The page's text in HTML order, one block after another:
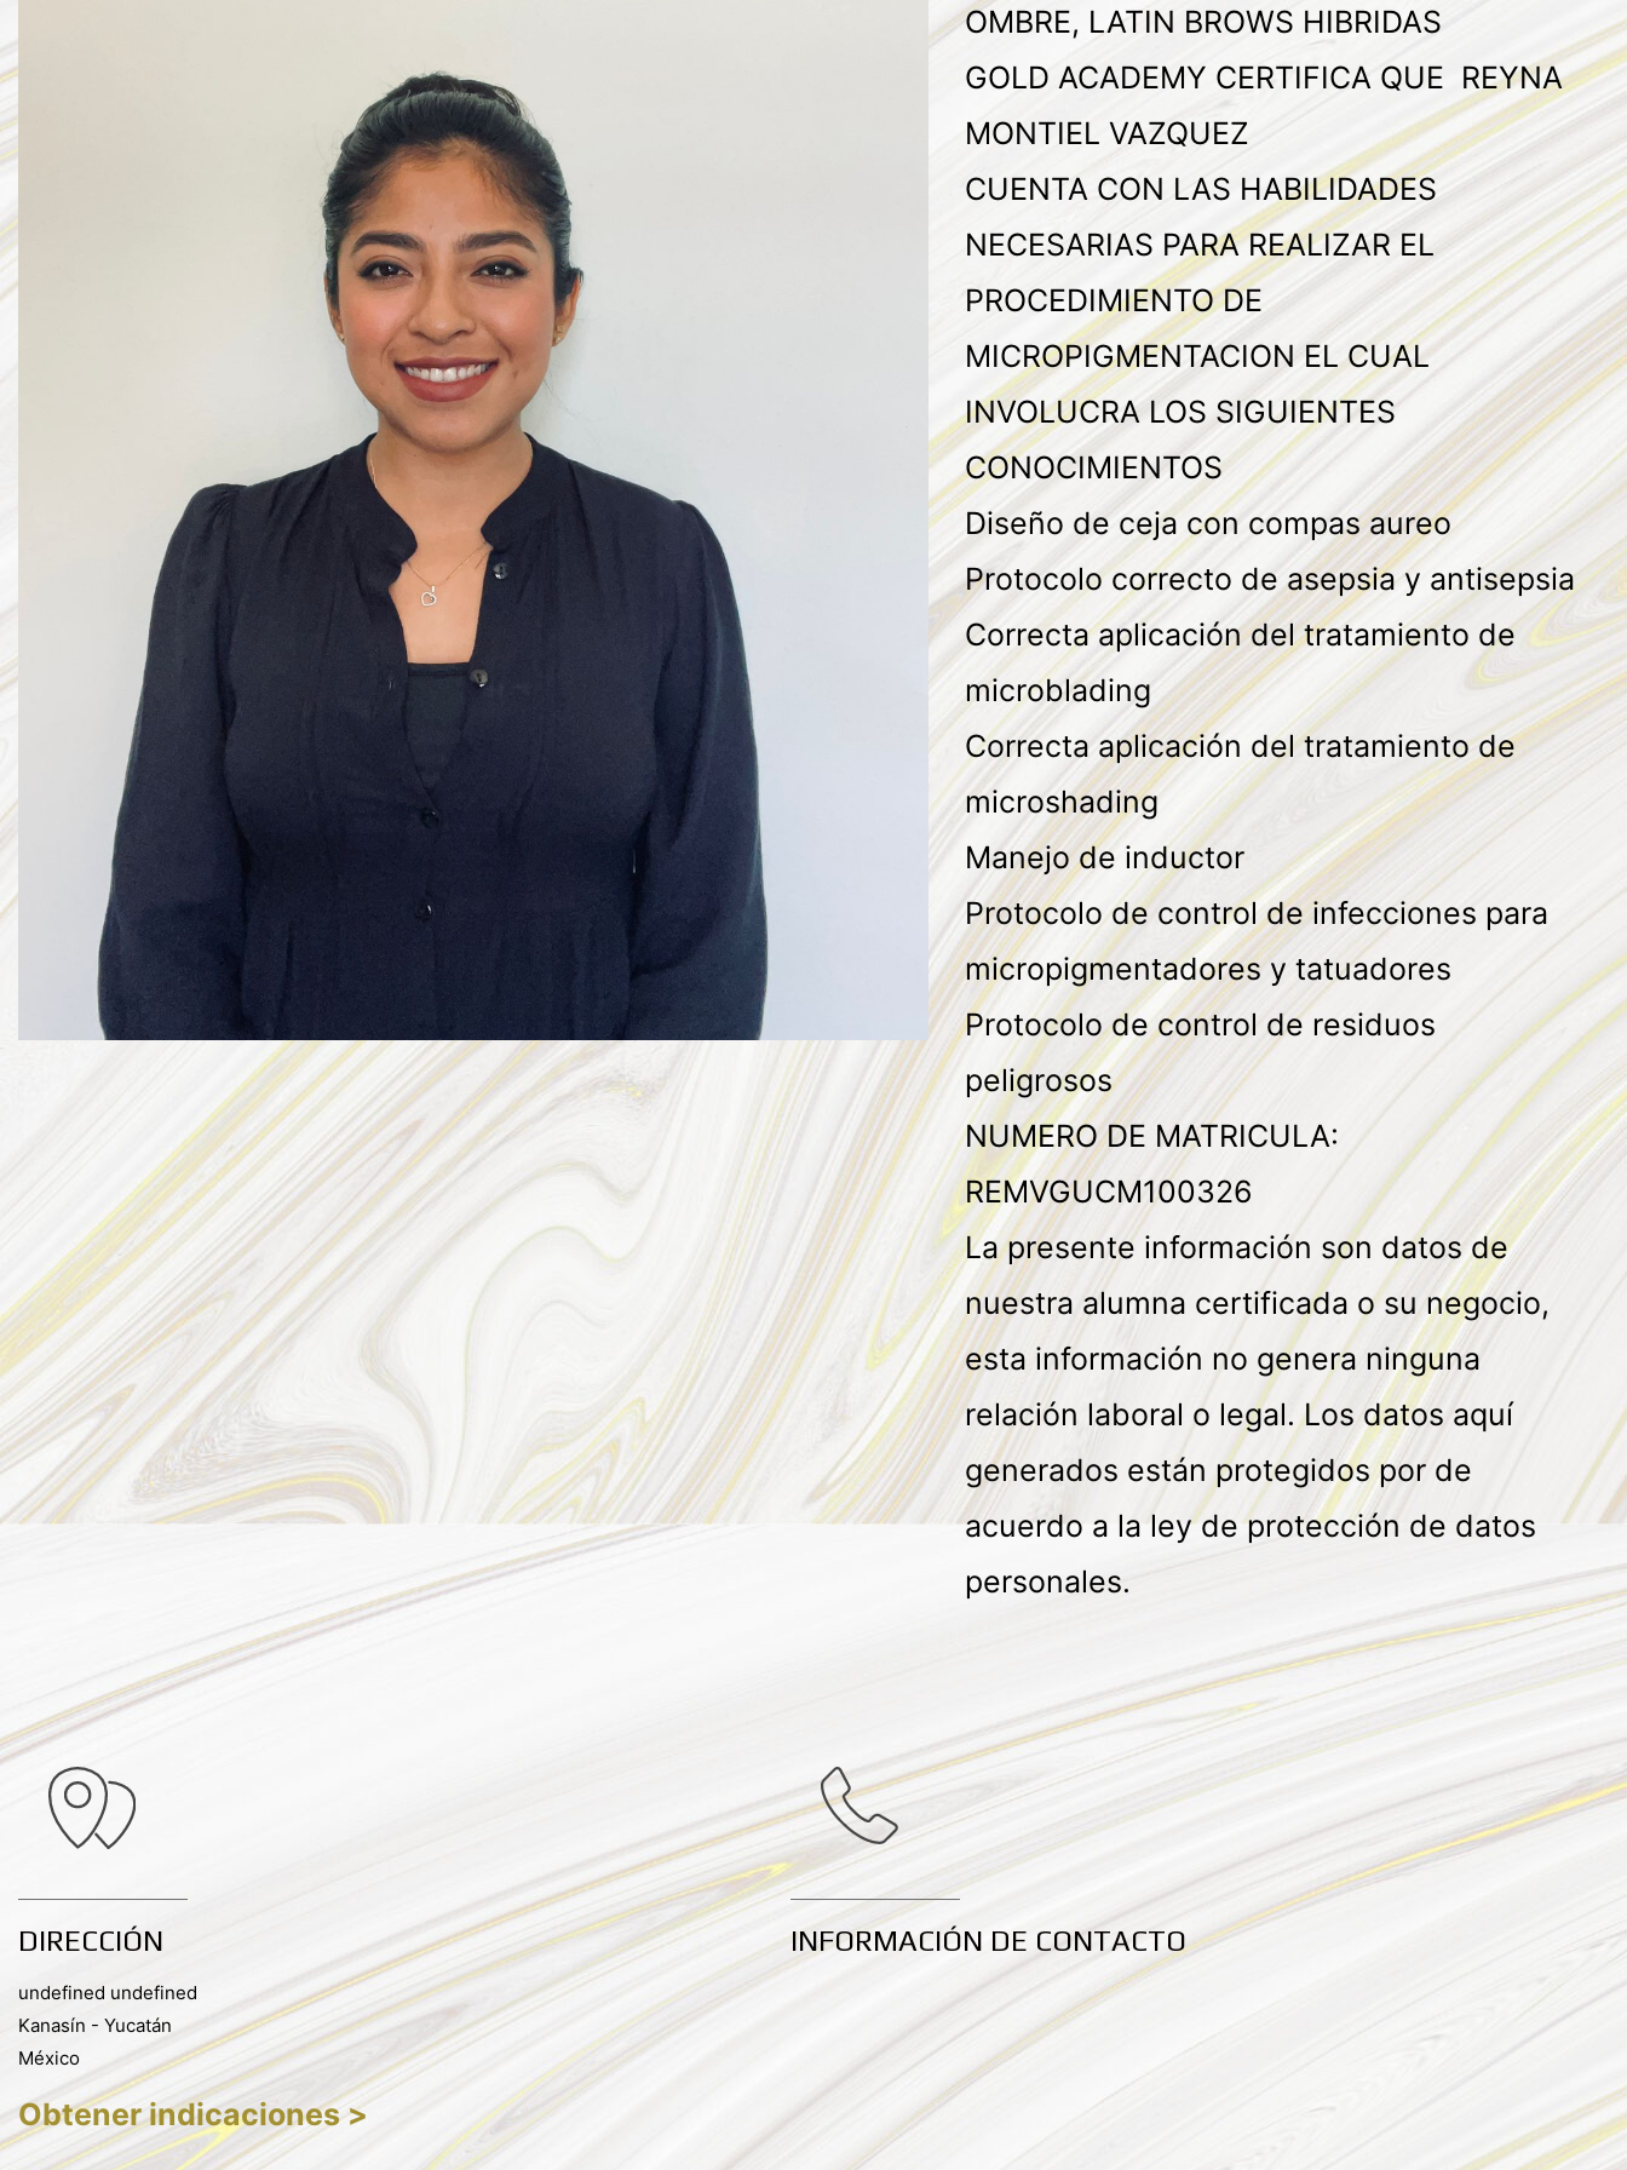
OMBRE, LATIN BROWS HIBRIDAS
GOLD ACADEMY CERTIFICA QUE REYNA
MONTIEL VAZQUEZ
CUENTA CON LAS HABILIDADES
NECESARIAS PARA REALIZAR EL
PROCEDIMIENTO DE
MICROPIGMENTACION EL CUAL
INVOLUCRA LOS SIGUIENTES
CONOCIMIENTOS
Diseño de ceja con compas aureo
Protocolo correcto de asepsia y antisepsia
Correcta aplicación del tratamiento de
microblading
Correcta aplicación del tratamiento de
microshading
Manejo de inductor
Protocolo de control de infecciones para
micropigmentadores y tatuadores
Protocolo de control de residuos
peligrosos
NUMERO DE MATRICULA:
REMVGUCM100326
La presente información son datos de
nuestra alumna certificada o su negocio,
esta información no genera ninguna
relación laboral o legal. Los datos aquí
generados están protegidos por de
acuerdo a la ley de protección de datos
personales.
DIRECCIÓN
undefined undefined
Kanasín - Yucatán
México
Obtener indicaciones >
INFORMACIÓN DE CONTACTO